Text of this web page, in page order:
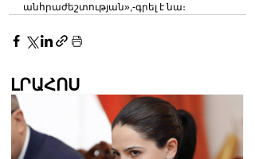
անհրաժեշտության»,-գրել է նա։
ԼՐԱՀՈՍ